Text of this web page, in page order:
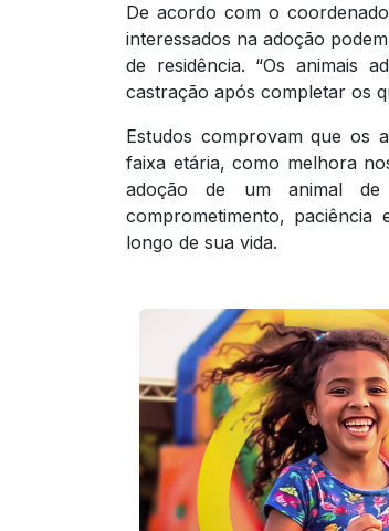
De acordo com o
interessados na adoção
de residência. “Os animais
castração após completar os
Estudos comprovam que os
faixa etária, como melhora
adoção de um animal de
comprometimento,
longo de sua vida.